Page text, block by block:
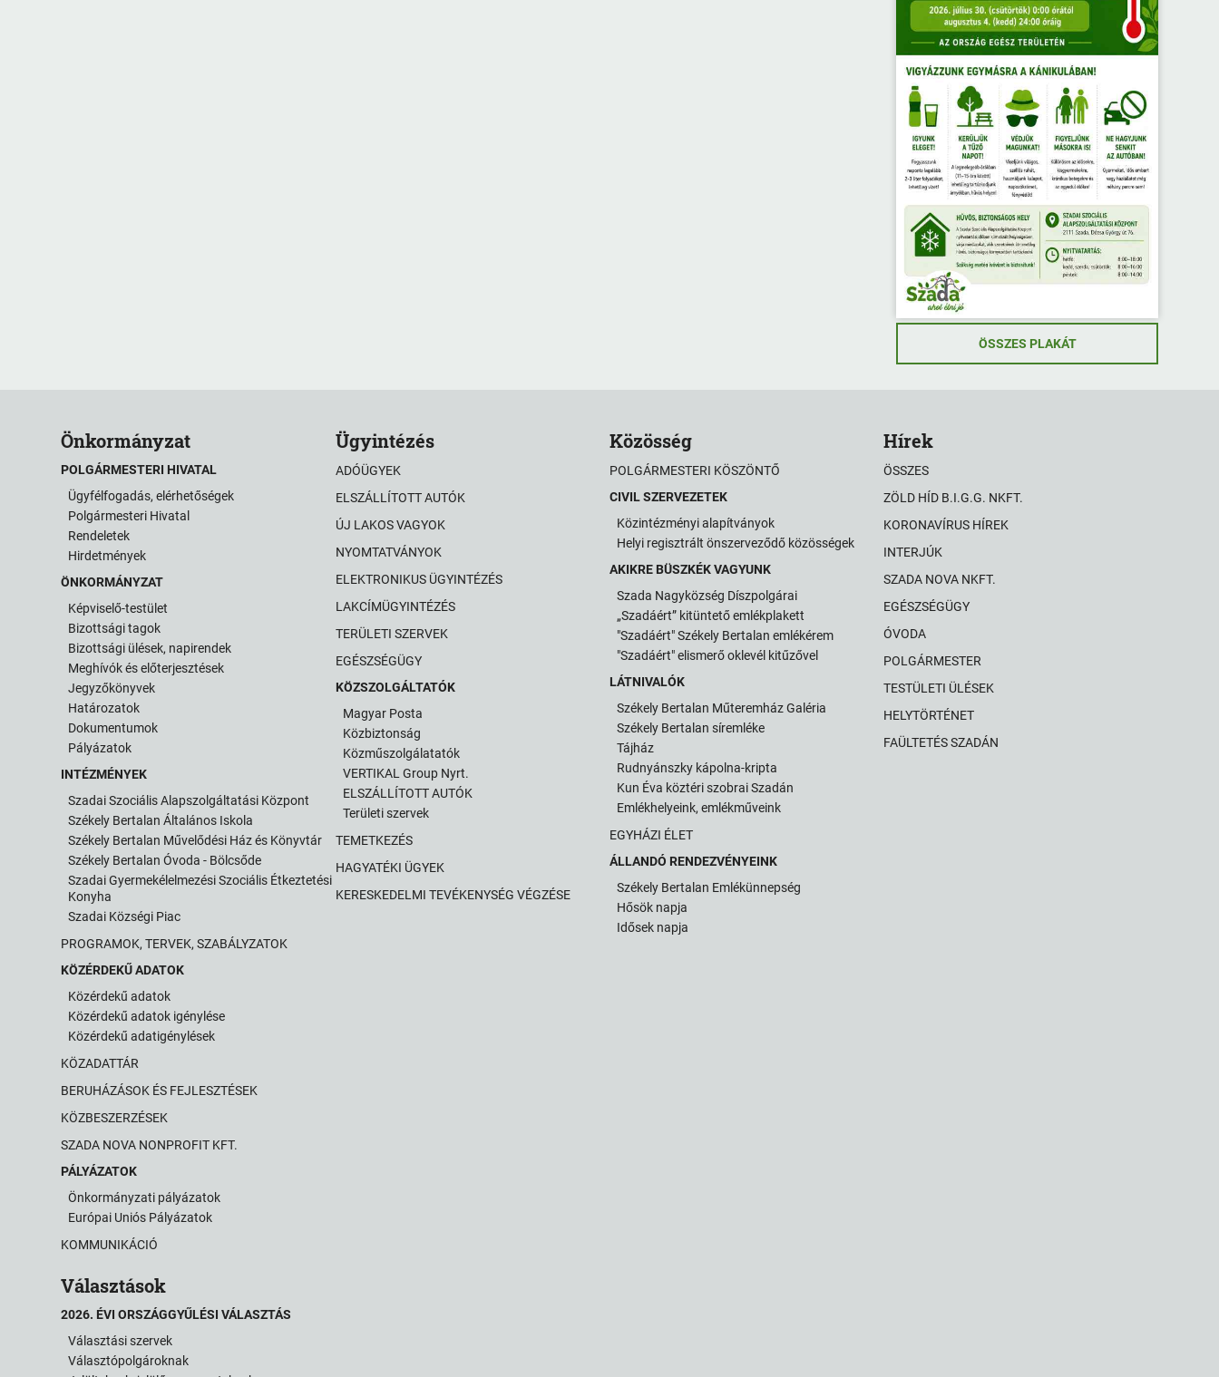
ÖSSZES PLAKÁT
Önkormányzat
POLGÁRMESTERI HIVATAL
Ügyfélfogadás, elérhetőségek
Polgármesteri Hivatal
Rendeletek
Hirdetmények
ÖNKORMÁNYZAT
Képviselő-testület
Bizottsági tagok
Bizottsági ülések, napirendek
Meghívók és előterjesztések
Jegyzőkönyvek
Határozatok
Dokumentumok
Pályázatok
INTÉZMÉNYEK
Szadai Szociális Alapszolgáltatási Központ
Székely Bertalan Általános Iskola
Székely Bertalan Művelődési Ház és Könyvtár
Székely Bertalan Óvoda - Bölcsőde
Szadai Gyermekélelmezési Szociális Étkeztetési
Konyha
Szadai Községi Piac
PROGRAMOK, TERVEK, SZABÁLYZATOK
KÖZÉRDEKŰ ADATOK
Közérdekű adatok
Közérdekű adatok igénylése
Közérdekű adatigénylések
KÖZADATTÁR
BERUHÁZÁSOK ÉS FEJLESZTÉSEK
KÖZBESZERZÉSEK
SZADA NOVA NONPROFIT KFT.
PÁLYÁZATOK
Önkormányzati pályázatok
Európai Uniós Pályázatok
KOMMUNIKÁCIÓ
Ügyintézés
ADÓÜGYEK
ELSZÁLLÍTOTT AUTÓK
ÚJ LAKOS VAGYOK
NYOMTATVÁNYOK
ELEKTRONIKUS ÜGYINTÉZÉS
LAKCÍMÜGYINTÉZÉS
TERÜLETI SZERVEK
EGÉSZSÉGÜGY
KÖZSZOLGÁLTATÓK
Magyar Posta
Közbiztonság
Közműszolgálatatók
VERTIKAL Group Nyrt.
ELSZÁLLÍTOTT AUTÓK
Területi szervek
TEMETKEZÉS
HAGYATÉKI ÜGYEK
KERESKEDELMI TEVÉKENYSÉG VÉGZÉSE
Közösség
POLGÁRMESTERI KÖSZÖNTŐ
CIVIL SZERVEZETEK
Közintézményi alapítványok
Helyi regisztrált önszerveződő közösségek
AKIKRE BÜSZKÉK VAGYUNK
Szada Nagyközség Díszpolgárai
„Szadáért” kitüntető emlékplakett
"Szadáért" Székely Bertalan emlékérem
"Szadáért" elismerő oklevél kitűzővel
LÁTNIVALÓK
Székely Bertalan Műteremház Galéria
Székely Bertalan síremléke
Tájház
Rudnyánszky kápolna-kripta
Kun Éva köztéri szobrai Szadán
Emlékhelyeink, emlékműveink
EGYHÁZI ÉLET
ÁLLANDÓ RENDEZVÉNYEINK
Székely Bertalan Emlékünnepség
Hősök napja
Idősek napja
Hírek
ÖSSZES
ZÖLD HÍD B.I.G.G. NKFT.
KORONAVÍRUS HÍREK
INTERJÚK
SZADA NOVA NKFT.
EGÉSZSÉGÜGY
ÓVODA
POLGÁRMESTER
TESTÜLETI ÜLÉSEK
HELYTÖRTÉNET
FAÜLTETÉS SZADÁN
Választások
2026. ÉVI ORSZÁGGYŰLÉSI VÁLASZTÁS
Választási szervek
Választópolgároknak